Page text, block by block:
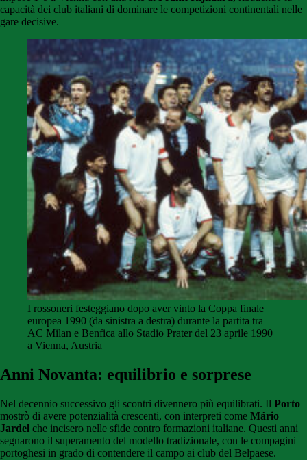
capacità dei club italiani di dominare le competizioni continentali nelle
gare decisive.
I rossoneri festeggiano dopo aver vinto la Coppa finale
europea 1990 (da sinistra a destra) durante la partita tra
AC Milan e Benfica allo Stadio Prater del 23 aprile 1990
a Vienna, Austria
Anni Novanta: equilibrio e sorprese
Nel decennio successivo gli scontri divennero più equilibrati. Il Porto
mostrò di avere potenzialità crescenti, con interpreti come Mário
Jardel che incisero nelle sfide contro formazioni italiane. Questi anni
segnarono il superamento del modello tradizionale, con le compagini
portoghesi in grado di contendere il campo ai club del Belpaese.